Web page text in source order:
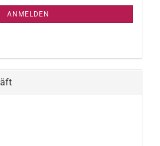
ANMELDEN